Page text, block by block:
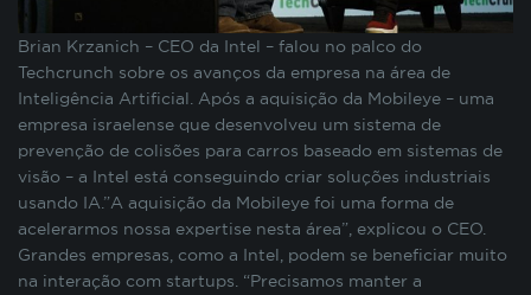
Brian Krzanich – CEO da Intel – falou no palco do
Techcrunch sobre os avanços da empresa na área de
Inteligência Artificial. Após a aquisição da Mobileye – uma
empresa israelense que desenvolveu um sistema de
prevenção de colisões para carros baseado em sistemas de
visão – a Intel está conseguindo criar soluções industriais
usando IA.”A aquisição da Mobileye foi uma forma de
acelerarmos nossa expertise nesta área”, explicou o CEO.
Grandes empresas, como a Intel, podem se beneficiar muito
na interação com startups. “Precisamos manter a
preenchimento de formulários, contagem de
visitas para a medição de performance de
páginas, entre outros. Todos armazenados sem a
possibilidade de identificação pessoal. Ao
configurar seu navegador para bloquear esses
cookies, algumas partes do site podem não
funcionar.
COOKIES DE PUBLICIDADE